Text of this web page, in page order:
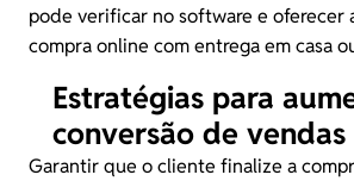
pode verificar no software e oferecer
compra online com entrega em casa
Estratégias para
conversão de vendas
Garantir que o cliente finalize a